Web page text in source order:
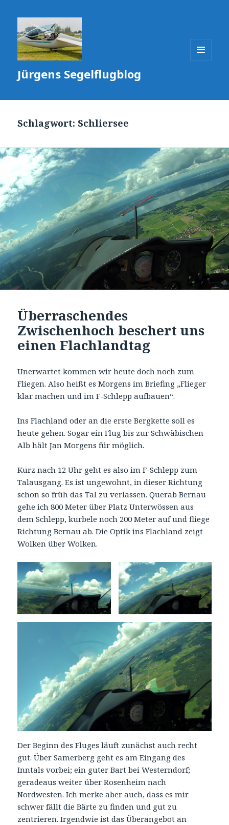
Jürgens Segelflugblog
Schlagwort:Schliersee
Überraschendes
Zwischenhoch beschert uns
einen Flachlandtag
Unerwartet kommen wir heute doch noch zum
Fliegen. Also heißt es Morgens im Briefing „Flieger
klar machen und im F-Schlepp aufbauen“.
Ins Flachland oder an die erste Bergkette soll es
heute gehen. Sogar ein Flug bis zur Schwäbischen
Alb hält Jan Morgens für möglich.
Kurz nach 12 Uhr geht es also im F-Schlepp zum
Talausgang. Es ist ungewohnt, in dieser Richtung
schon so früh das Tal zu verlassen. Querab Bernau
gehe ich 800 Meter über Platz Unterwössen aus
dem Schlepp, kurbele noch 200 Meter auf und fliege
Richtung Bernau ab. Die Optik ins Flachland zeigt
Wolken über Wolken.
Der Beginn des Fluges läuft zunächst auch recht
gut. Über Samerberg geht es am Eingang des
Inntals vorbei; ein guter Bart bei Westerndorf;
geradeaus weiter über Rosenheim nach
Nordwesten. Ich merke aber auch, dass es mir
schwer fällt die Bärte zu finden und gut zu
zentrieren. Irgendwie ist das Überangebot an